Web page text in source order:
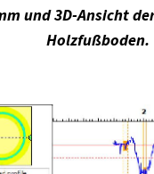
und 3D-Ansicht
Holzfußboden.